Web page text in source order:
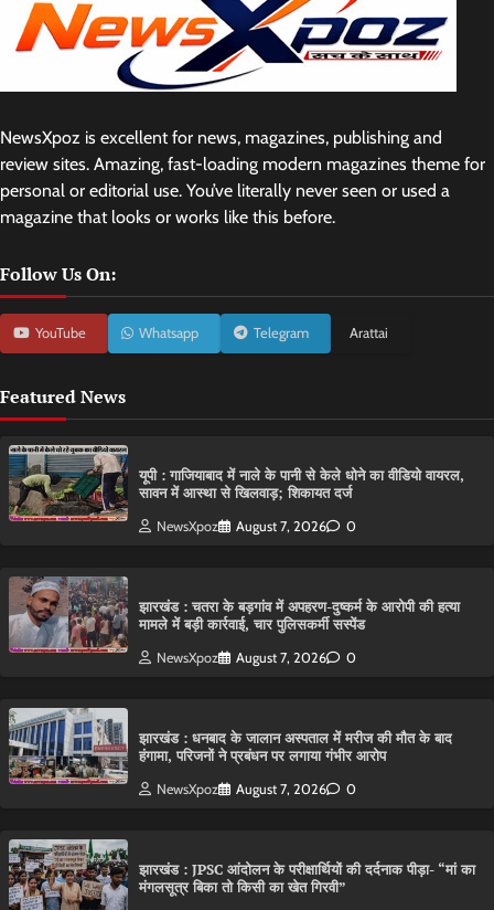
NewsXpoz is excellent for news, magazines, publishing and
review sites. Amazing, fast-loading modern magazines theme for
personal or editorial use. You’ve literally never seen or used a
magazine that looks or works like this before.
Follow Us On:
YouTube Whatsapp Telegram Arattai
Featured News
यूपी : गाजियाबाद में नाले के पानी से केले धोने का वीडियो वायरल,
सावन में आस्था से खिलवाड़; शिकायत दर्ज
NewsXpoz August 7, 2026 0
झारखंड : चतरा के बड़गांव में अपहरण-दुष्कर्म के आरोपी की हत्या
मामले में बड़ी कार्रवाई, चार पुलिसकर्मी सस्पेंड
NewsXpoz August 7, 2026 0
झारखंड : धनबाद के जालान अस्पताल में मरीज की मौत के बाद
हंगामा, परिजनों ने प्रबंधन पर लगाया गंभीर आरोप
NewsXpoz August 7, 2026 0
झारखंड : JPSC आंदोलन के परीक्षार्थियों की दर्दनाक पीड़ा- “मां का
मंगलसूत्र बिका तो किसी का खेत गिरवी”